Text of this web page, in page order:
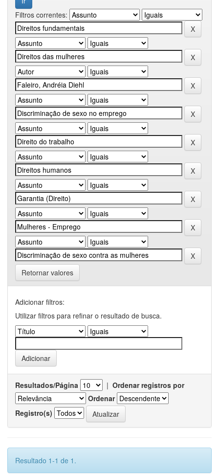
Filtros correntes:
Retornar valores
Adicionar filtros:
Utilizar filtros para refinar o resultado de busca.
Resultados/Página | Ordenar registros por
Ordenar
Registro(s)
Resultado 1-1 de 1.